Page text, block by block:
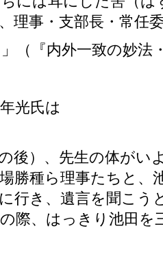
理事・支部長・常任
（『内外一致の妙
光氏は
後）、先生の体がい
勝種ら理事たちと、
行き、遺言を聞こ
際、はっきり池田